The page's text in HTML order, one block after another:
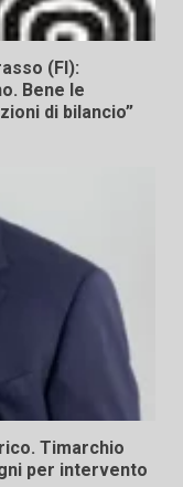
(FI):
Bene le
di bilancio”
Timarchio
per intervento